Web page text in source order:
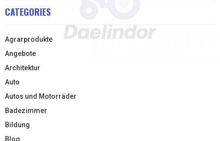
CATEGORIES
Agrarprodukte
Angebote
Architektur
Auto
Autos und Motorräder
Badezimmer
Bildung
Blog